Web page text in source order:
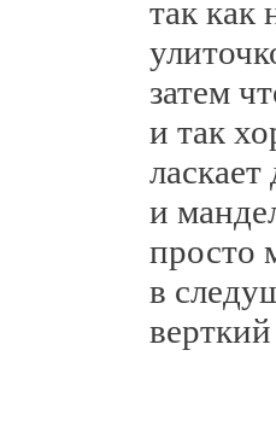
так как
улиточкой
затем что
и так
ласкает
и
просто
в
верткий